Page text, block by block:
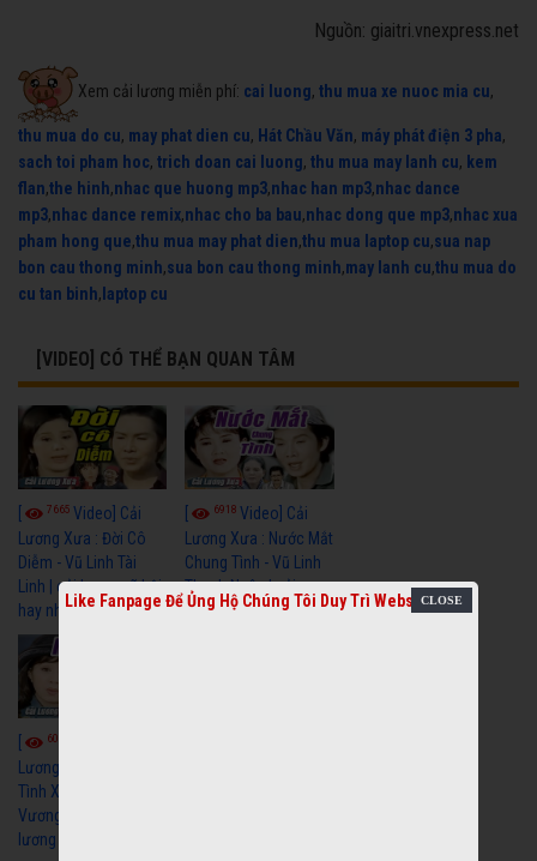
Nguồn: giaitri.vnexpress.net
Xem cải lương miễn phí: cai luong, thu mua xe nuoc mia cu,
thu mua do cu, may phat dien cu, Hát Chầu Văn, máy phát điện 3 pha,
sach toi pham hoc, trich doan cai luong, thu mua may lanh cu, kem
flan,the hinh,nhac que huong mp3,nhac han mp3,nhac dance
mp3,nhac dance remix,nhac cho ba bau,nhac dong que mp3,nhac xua
pham hong que,thu mua may phat dien,thu mua laptop cu,sua nap
bon cau thong minh,sua bon cau thong minh,may lanh cu,thu mua do
cu tan binh, laptop cu
[VIDEO] CÓ THỂ BẠN QUAN TÂM
7665 Video] Cải
Lương Xưa : Đời Cô
Diễm - Vũ Linh Tài
Linh | cải lương xã hội
hay nhất
6918Video] Cải
Lương Xưa : Nước Mắt
Chung Tình - Vũ Linh
Thanh Ngân | cải
lương xã hội hay nhất
6054
Lương Xưa : Nghĩa Cũ
Tình Xưa - Minh
Vương Thoại Mỹ | cải
lương xã hội hay nhất
Like Fanpage Để Ủng Hộ Chúng Tôi Duy Trì Website